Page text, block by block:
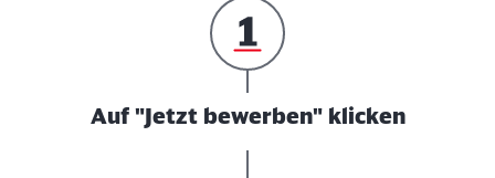
Auf "Jetzt bewerben" klicken